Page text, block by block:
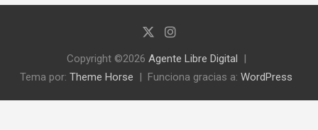
Copyright ©2026 Agente Libre Digital
Tema por: Theme Horse Funciona gracias a: WordPress